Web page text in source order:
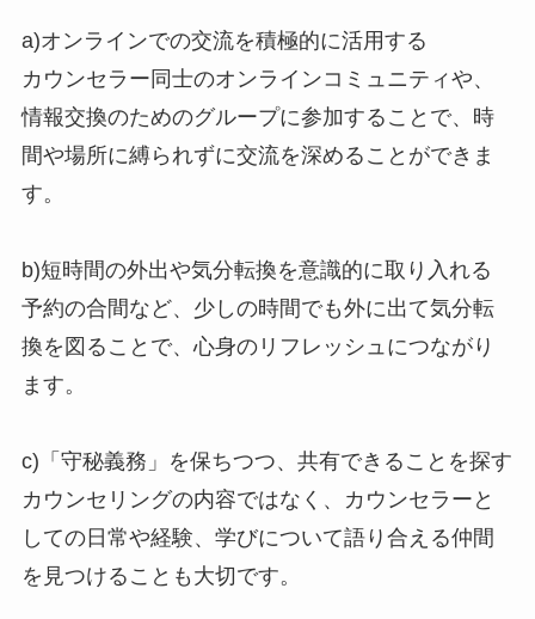
a)オンラインでの交流を積極的に活用する
カウンセラー同士のオンラインコミュニティや、
情報交換のためのグループに参加することで、時
間や場所に縛られずに交流を深めることができま
す。
b)短時間の外出や気分転換を意識的に取り入れる
予約の合間など、少しの時間でも外に出て気分転
換を図ることで、心身のリフレッシュにつながり
ます。
c)「守秘義務」を保ちつつ、共有できることを探す
カウンセリングの内容ではなく、カウンセラーと
しての日常や経験、学びについて語り合える仲間
を見つけることも大切です。